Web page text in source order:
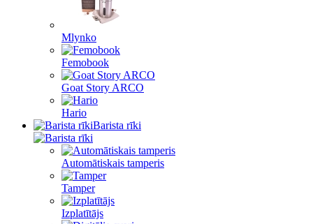
Mlynko
Femobook
Goat Story ARCO
Hario
Barista rīki
Automātiskais tamperis
Tamper
Izplatītājs